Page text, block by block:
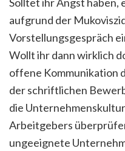
aufgrund der
Vorstellungsgespräch
Wollt ihr dann wirklich
offene Kommunikation
der schriftlichen
die
Arbeitgebers
ungeeignete